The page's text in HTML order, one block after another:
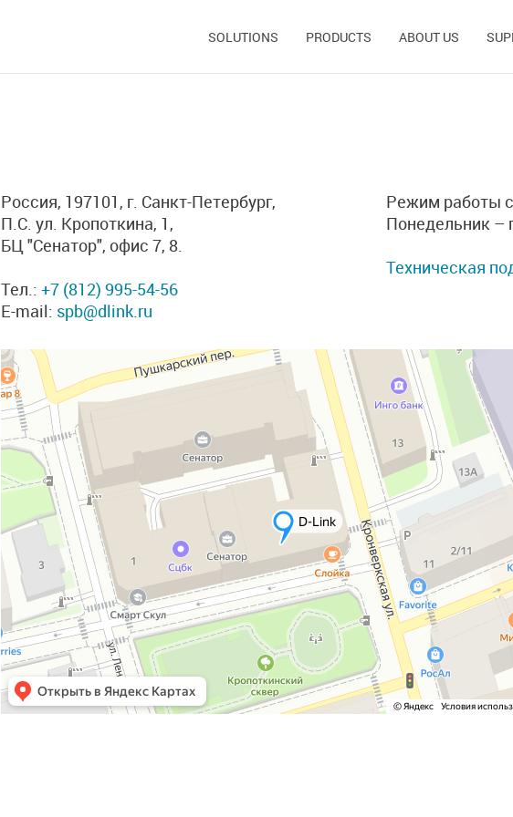
SOLUTIONS PRODUCTS ABOUT US
Россия, 197101, г. Санкт-Петербург,
П.С. ул. Кропоткина, 1,
БЦ "Сенатор", офис 7, 8.
Тел.: +7 (812) 995-54-56
E-mail: spb@dlink.ru
Режим работы
Понедельник –
Техническая